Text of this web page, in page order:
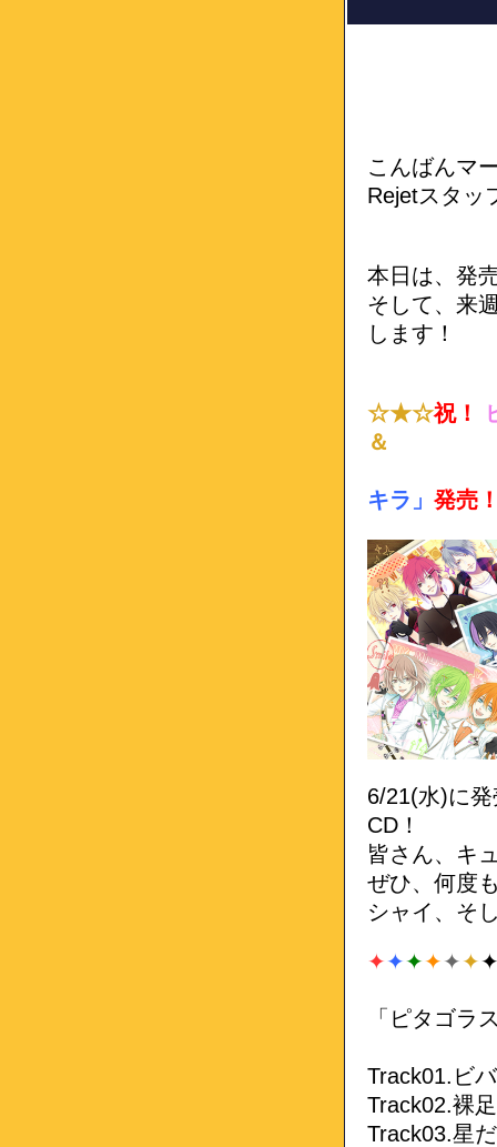
こんばんマ
Rejetスタッ
本日は、発
そして、来
します！
☆★☆祝！
＆
キラ」 発売
6/21(水)に
CD！
皆さん、キ
ぜひ、何度
シャイ、そ
✦✦✦✦✦✦
「ピタゴラ
Track01.ビ
Track02.裸
Track03.星